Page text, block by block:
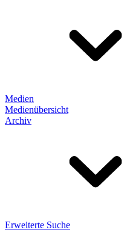
Medien
Medienübersicht
Archiv
Erweiterte Suche